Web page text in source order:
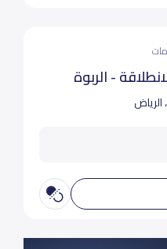
- الربوة
الرياض